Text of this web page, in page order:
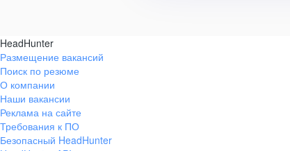
HeadHunter
Размещение вакансий
Поиск по резюме
О компании
Наши вакансии
Реклама на сайте
Требования к ПО
Безопасный HeadHunter